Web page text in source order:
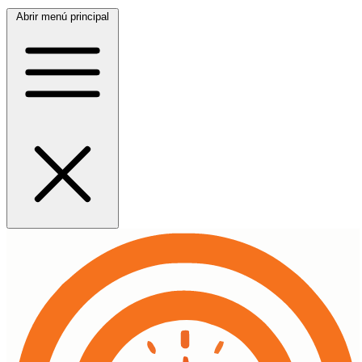
Abrir menú principal